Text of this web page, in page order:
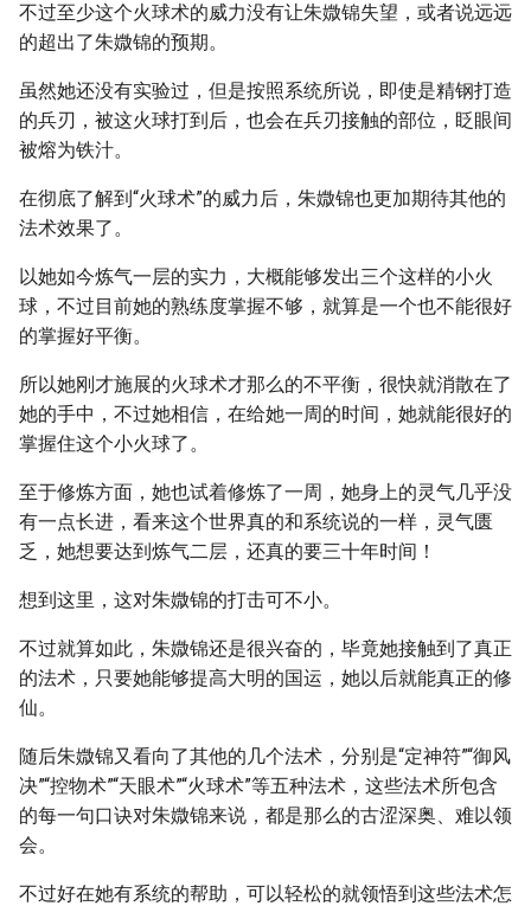
不过至少这个火球术的威力没有让朱媺锦失望，或者说远远
的超出了朱媺锦的预期。
虽然她还没有实验过，但是按照系统所说，即使是精钢打造
的兵刃，被这火球打到后，也会在兵刃接触的部位，眨眼间
被熔为铁汁。
在彻底了解到“火球术”的威力后，朱媺锦也更加期待其他的
法术效果了。
以她如今炼气一层的实力，大概能够发出三个这样的小火
球，不过目前她的熟练度掌握不够，就算是一个也不能很好
的掌握好平衡。
所以她刚才施展的火球术才那么的不平衡，很快就消散在了
她的手中，不过她相信，在给她一周的时间，她就能很好的
掌握住这个小火球了。
至于修炼方面，她也试着修炼了一周，她身上的灵气几乎没
有一点长进，看来这个世界真的和系统说的一样，灵气匮
乏，她想要达到炼气二层，还真的要三十年时间！
想到这里，这对朱媺锦的打击可不小。
不过就算如此，朱媺锦还是很兴奋的，毕竟她接触到了真正
的法术，只要她能够提高大明的国运，她以后就能真正的修
仙。
随后朱媺锦又看向了其他的几个法术，分别是“定神符”“御风
决”“控物术”“天眼术”“火球术”等五种法术，这些法术所包含
的每一句口诀对朱媺锦来说，都是那么的古涩深奥、难以领
会。
不过好在她有系统的帮助，可以轻松的就领悟到这些法术怎